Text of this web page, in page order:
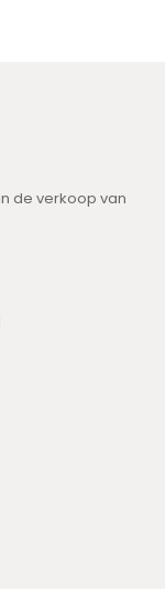
de verkoop van